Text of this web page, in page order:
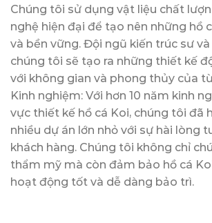
Chúng tôi sử dụng vật liệu chất
nghệ hiện đại để tạo nên những hồ
và bền vững. Đội ngũ kiến trúc sư
chúng tôi sẽ tạo ra những thiết kế
với không gian và phong thủy của
Kinh nghiệm: Với hơn 10 năm kinh
vực thiết kế hồ cá Koi, chúng tôi đã
nhiều dự án lớn nhỏ với sự hài lòng
khách hàng. Chúng tôi không chỉ
thẩm mỹ mà còn đảm bảo hồ cá
hoạt động tốt và dễ dàng bảo trì.